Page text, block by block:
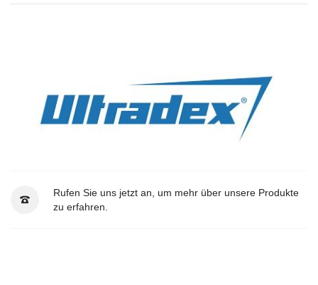
Rufen Sie uns jetzt an, um mehr über unsere Produkte
zu erfahren.